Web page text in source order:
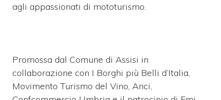
agli appassionati di mototurismo.
Promossa dal Comune di Assisi in
collaborazione con I Borghi più Belli d’Italia,
Movimento Turismo del Vino, Anci,